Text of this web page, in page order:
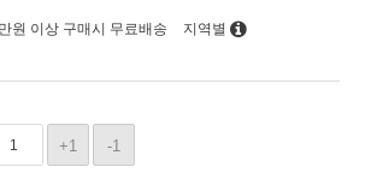
원 이상 구매시 무료배송 지역별
+1 -1